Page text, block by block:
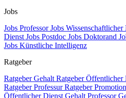
Jobs
Jobs ProfessorJobs
Dienst Jobs Postdoc Jobs Doktorand
Jobs Künstliche Intelligenz
Ratgeber
Ratgeber Gehalt Ratgeber Öffentlicher
Ratgeber ProfessurRatgeber Promotion
Öffentlicher Dienst Gehalt Professor